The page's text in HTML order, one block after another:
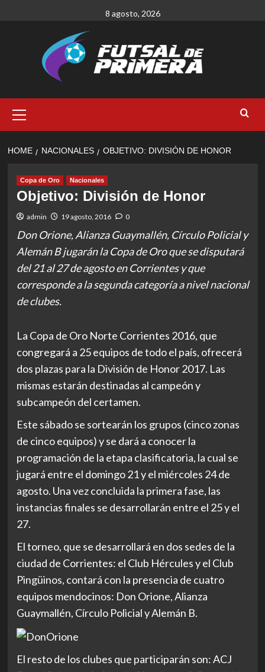
8 agosto, 2026
Menu
HOME NACIONALES OBJETIVO: DIVISIÓN DE HONOR
Copa de Oro Nacionales
Objetivo: División de Honor
admin 19 agosto, 2016 0
Don Orione, Alianza Guaymallén, Círculo Policial y
Alemán B jugarán la Copa de Oro que se disputará
del 21 al 27 de agosto en Corrientes y que
corresponde a la segunda categoría a nivel nacional
de clubes.
La Copa de Oro Norte Corrientes 2016, que
congregará a 25 equipos de todo el país, ofrecerá
dos plazas para la División de Honor 2017. Las
mismas estarán destinadas al campeón y
subcampeón del certamen.
Este sábado se sortearán los grupos (cinco zonas
de cinco equipos) y se dará a conocer la
programación de la etapa clasificatoria, la cual se
jugará entre el domingo 21 y el miércoles 24 de
agosto. Una vez concluida la primera fase, las
instancias finales se desarrollarán entre el 25 y el
27.
El torneo, que se desarrollará en dos sedes de la
ciudad de Corrientes: el Club Hércules y el Club
Pingüinos, contará con la presencia de cuatro
equipos mendocinos: Don Orione, Alianza
Guaymallén, Círculo Policial y Alemán B.
El resto de los clubes que participarán son: ACJ